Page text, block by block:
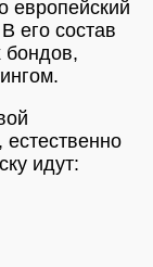
европейский
его состав
бондов,
идут: